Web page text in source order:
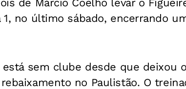
de Márcio Coelho levar o
1, no último sábado, encerrando
está sem clube desde que deixou
no Paulistão. O